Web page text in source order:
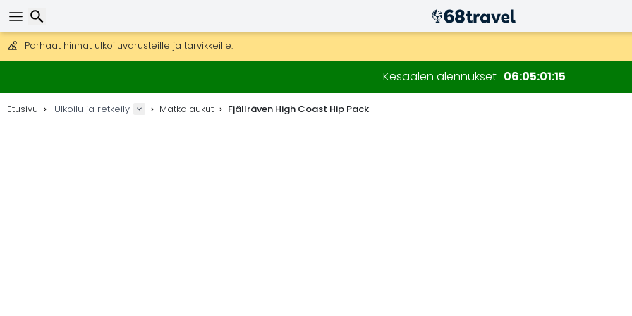
Ilmainen toimitus yli 275 € tilauksiin.
Mahdollisuus lähettää DHL Express -lähetyksenä (toimitus 24 tunnin kuluessa)
Kesäalen alennukset 06050114
Etusivu Ulkoilu ja retkeily Matkalaukut Fjällräven High Coast Hip Pack